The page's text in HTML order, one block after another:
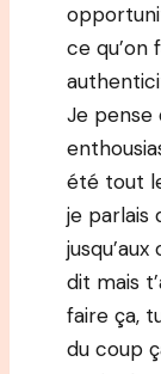
ce qu’on
Je pense
été tout
je parlais
dit mais
faire ça,
du coup